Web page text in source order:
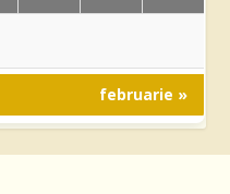
februarie »